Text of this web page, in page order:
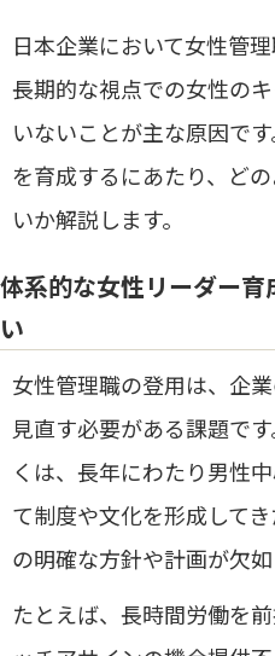
日本企業において女性管
長期的な視点での女性の
いないことが主な原因で
を育成するにあたり、ど
いか解説します。
体系的な女性リーダー
い
女性管理職の登用は、企
見直す必要がある課題で
くは、長年にわたり男性
て制度や文化を形成して
の明確な方針や計画が欠如
たとえば、長時間労働を